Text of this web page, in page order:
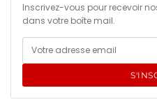
Inscrivez-vous pour recevoir
dans votre boîte mail.